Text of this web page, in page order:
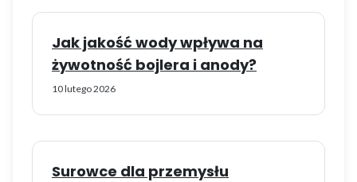
Jak jakość wody wpływa na
żywotność bojlera i anody?
10 lutego 2026
Surowce dla przemysłu